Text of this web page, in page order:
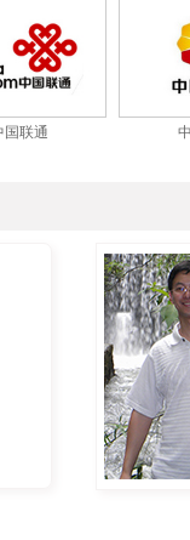
国联通